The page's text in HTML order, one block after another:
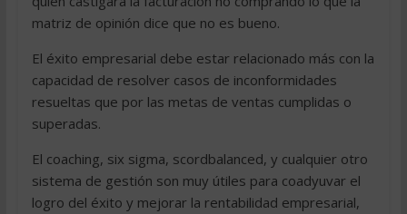
matriz de opinión dice que no es bueno.
El éxito empresarial debe estar relacionado más con la
capacidad de resolver casos de inconformidades
resueltas que por las metas de ventas cumplidas o
superadas.
El coaching, six sigma, scordbalanced, y cualquier otro
sistema de gestión son muy útiles para coadyuvar el
logro del éxito y mejorar la rentabilidad empresarial,